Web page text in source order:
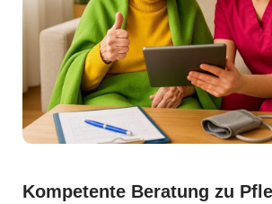
Kompetente Beratung zu